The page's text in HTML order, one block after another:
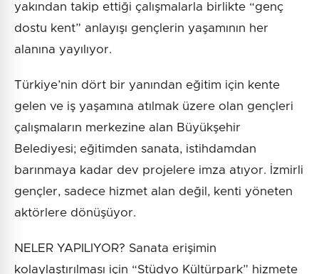
yakından takip ettiği çalışmalarla birlikte “genç
dostu kent” anlayışı gençlerin yaşamının her
alanına yayılıyor.
Türkiye’nin dört bir yanından eğitim için kente
gelen ve iş yaşamına atılmak üzere olan gençleri
çalışmaların merkezine alan Büyükşehir
Belediyesi; eğitimden sanata, istihdamdan
barınmaya kadar dev projelere imza atıyor. İzmirli
gençler, sadece hizmet alan değil, kenti yöneten
aktörlere dönüşüyor.
NELER YAPILIYOR? Sanata erişimin
kolaylaştırılması için “Stüdyo Kültürpark” hizmete